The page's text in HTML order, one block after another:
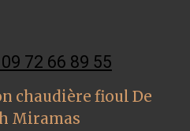
72 66 89 55
chaudière fioul De
Miramas